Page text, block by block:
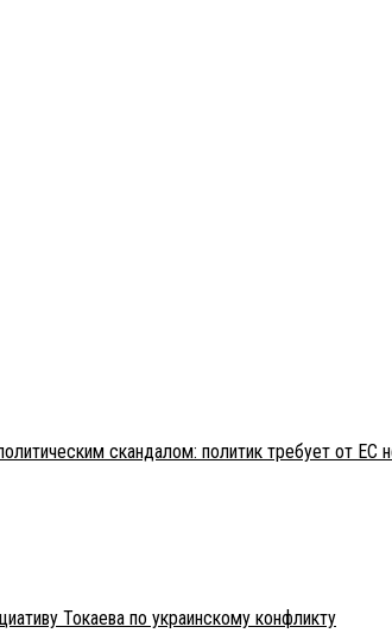
скандалом: политик требует от ЕС
Токаева по украинскому конфликту